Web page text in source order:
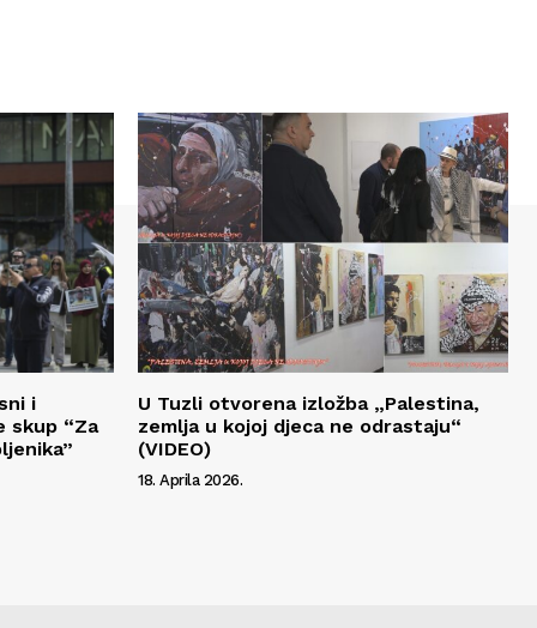
i
skup “Za
U Tuzli otvorena izložba „Palestina,
zemlja u kojoj djeca ne odrastaju“
(VIDEO)
18. Aprila 2026.